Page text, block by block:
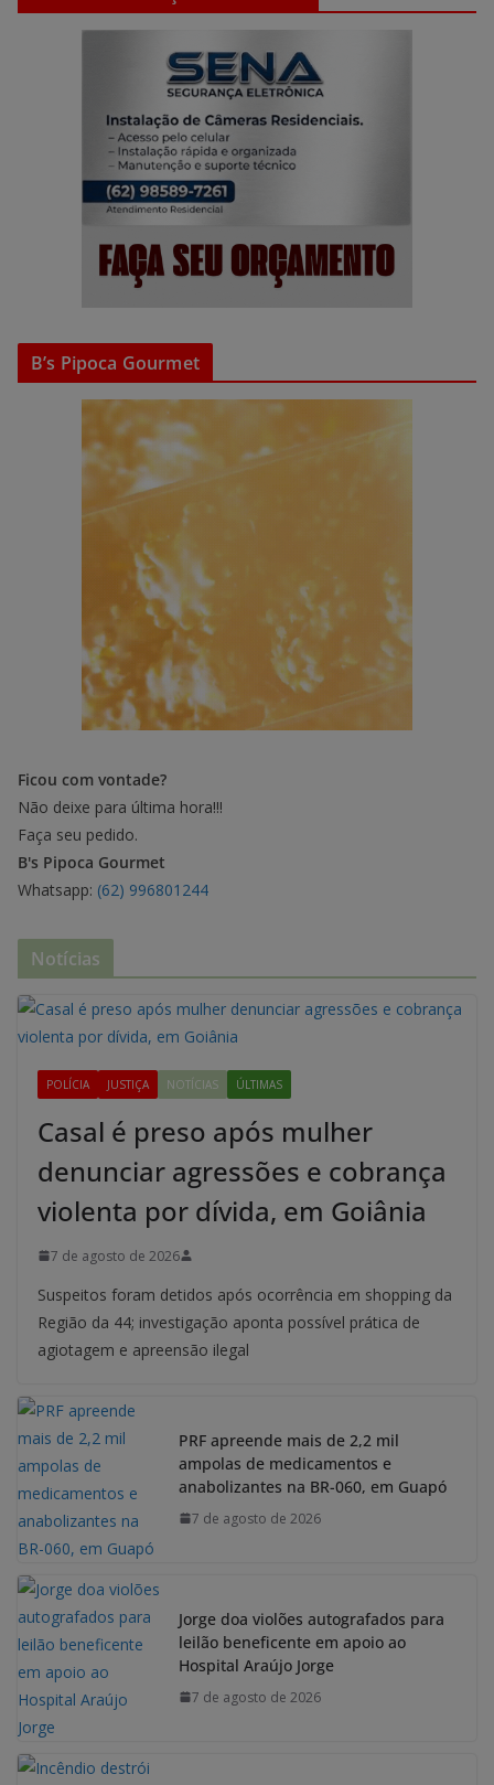
B’s Pipoca Gourmet
Ficou com vontade?
Não deixe para última hora!!!
Faça seu pedido.
B's Pipoca Gourmet
Whatsapp: (62) 996801244
Notícias
POLÍCIA JUSTIÇA NOTÍCIAS ÚLTIMAS
Casal é preso após mulher
denunciar agressões e cobrança
violenta por dívida, em Goiânia
7 de agosto de 2026
Suspeitos foram detidos após ocorrência em shopping da
Região da 44; investigação aponta possível prática de
agiotagem e apreensão ilegal
PRF apreende mais de 2,2 mil
ampolas de medicamentos e
anabolizantes na BR-060, em Guapó
7 de agosto de 2026
Jorge doa violões autografados para
leilão beneficente em apoio ao
Hospital Araújo Jorge
7 de agosto de 2026